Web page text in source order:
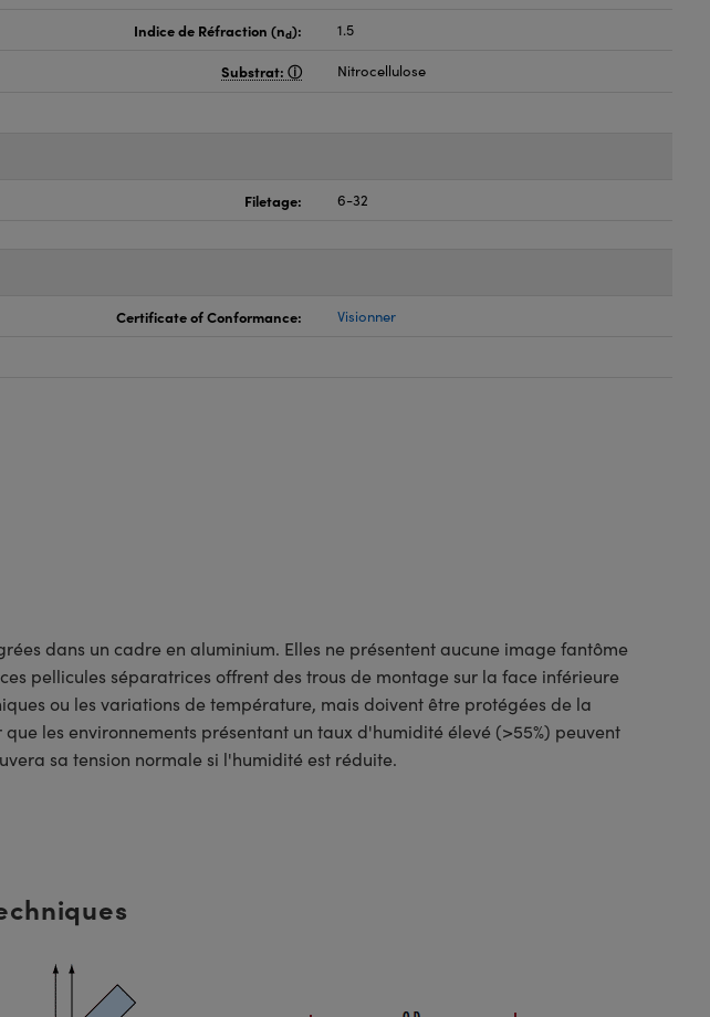
Indice de Réfraction (nd): 1.5
Substrat: Nitrocellulose
Filetage: 6-32
Certificate of Conformance: Visionner
dans un cadre en aluminium. Elles ne présentent aucune image fantôme
pellicules séparatrices offrent des trous de montage sur la face inférieure
ou les variations de température, mais doivent être protégées de la
les environnements présentant un taux d'humidité élevé (>55%) peuvent
sa tension normale si l'humidité est réduite.